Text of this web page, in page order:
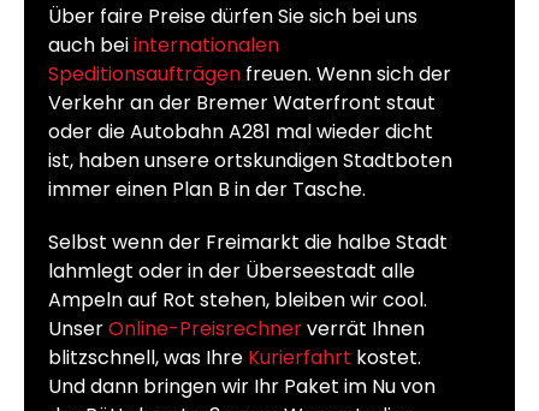
Über faire Preise dürfen Sie sich bei uns
auch beiinternationalen
Speditionsaufträgen freuen. Wenn sich der
Verkehr an der Bremer Waterfront staut
oder die Autobahn A281 mal wieder dicht
ist, haben unsere ortskundigen Stadtboten
immer einen Plan B in der Tasche.
Selbst wenn der Freimarkt die halbe Stadt
lahmlegt oder in der Überseestadt alle
Ampeln auf Rot stehen, bleiben wir cool.
UnserOnline-Preisrechnerverrät Ihnen
blitzschnell, was Ihre Kurierfahrt kostet.
Und dann bringen wir Ihr Paket im Nu von